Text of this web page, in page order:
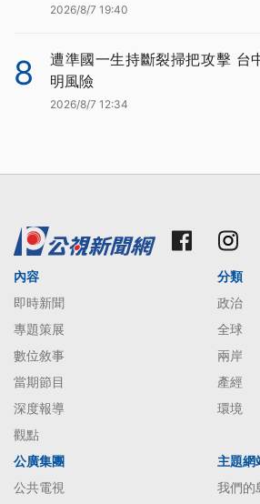
2026/8/7 19:40
8
遭準國一生持斷裂掃把攻擊 台
明風險
2026/8/7 12:34
內容
即時新聞
專題策展
數位敘事
當期節目
深度報導
觀點
分類
政治
全球
兩岸
產經
環境
公廣集團
公共電視
主題網
我們的